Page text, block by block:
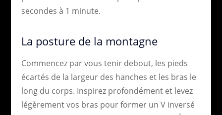
secondes à 1 minute.
La posture de la montagne
Commencez par vous tenir debout, les pieds
écartés de la largeur des hanches et les bras le
long du corps. Inspirez profondément et levez
légèrement vos bras pour former un V inversé